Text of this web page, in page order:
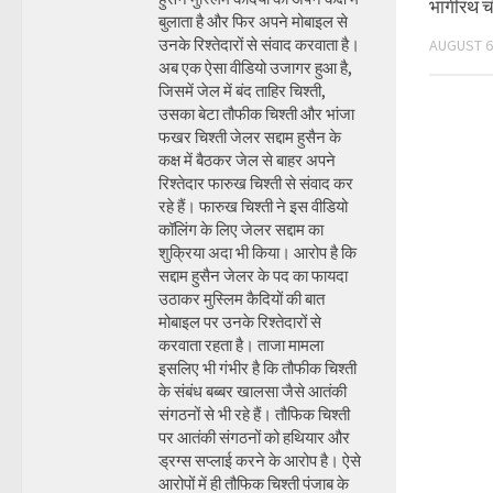
भागीरथ
AUGUST
बुलाता है और फिर अपने मोबाइल से
उनके रिश्तेदारों से संवाद करवाता है।
अब एक ऐसा वीडियो उजागर हुआ है,
जिसमें जेल में बंद ताहिर चिश्ती,
उसका बेटा तौफीक चिश्ती और भांजा
फखर चिश्ती जेलर सद्दाम हुसैन के
कक्ष में बैठकर जेल से बाहर अपने
रिश्तेदार फारुख चिश्ती से संवाद कर
रहे हैं। फारुख चिश्ती ने इस वीडियो
कॉलिंग के लिए जेलर सद्दाम का
शुक्रिया अदा भी किया। आरोप है कि
सद्दाम हुसैन जेलर के पद का फायदा
उठाकर मुस्लिम कैदियों की बात
मोबाइल पर उनके रिश्तेदारों से
करवाता रहता है। ताजा मामला
इसलिए भी गंभीर है कि तौफीक चिश्ती
के संबंध बब्बर खालसा जैसे आतंकी
संगठनों से भी रहे हैं। तौफिक चिश्ती
पर आतंकी संगठनों को हथियार और
ड्रग्स सप्लाई करने के आरोप है। ऐसे
आरोपों में ही तौफिक चिश्ती पंजाब के